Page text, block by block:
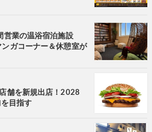
営業の温浴宿泊施設
ンガコーナー＆休憩室が
舗を新規出店！2028
目指す